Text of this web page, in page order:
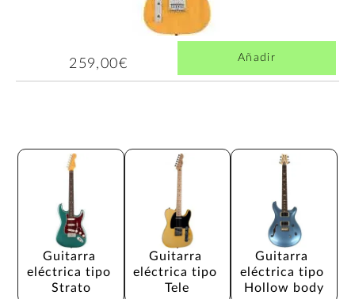
259,00€ Añadir
Guitarra
eléctrica tipo
Strato
Guitarra
eléctrica tipo
Tele
Guitarra
eléctrica tipo
Hollow body